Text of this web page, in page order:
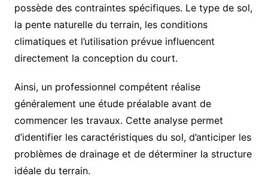
possède des contraintes spécifiques. Le type de sol,
la pente naturelle du terrain, les conditions
climatiques et l’utilisation prévue influencent
directement la conception du court.
Ainsi, un professionnel compétent réalise
généralement une étude préalable avant de
commencer les travaux. Cette analyse permet
d’identifier les caractéristiques du sol, d’anticiper les
problèmes de drainage et de déterminer la structure
idéale du terrain.